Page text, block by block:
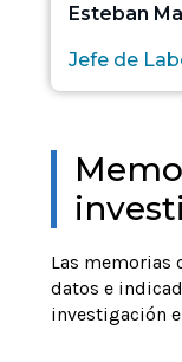
Esteban
Jefe de
Las memorias
datos e
investigación e